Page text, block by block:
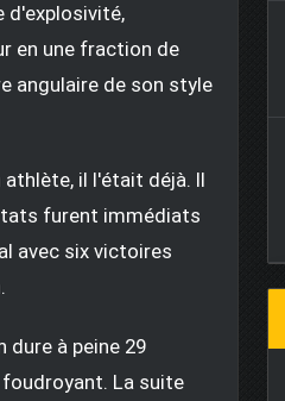
d'explosivité,
en une fraction de
angulaire de son style
athlète, il l'était déjà. Il
furent immédiats
avec six victoires
à peine 29
foudroyant. La suite